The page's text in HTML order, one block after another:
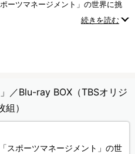
ーツマネージメント」の世界に挑
続きを読む
／Blu-ray BOX（TBSオリジ
）
スポーツマネージメント」の世